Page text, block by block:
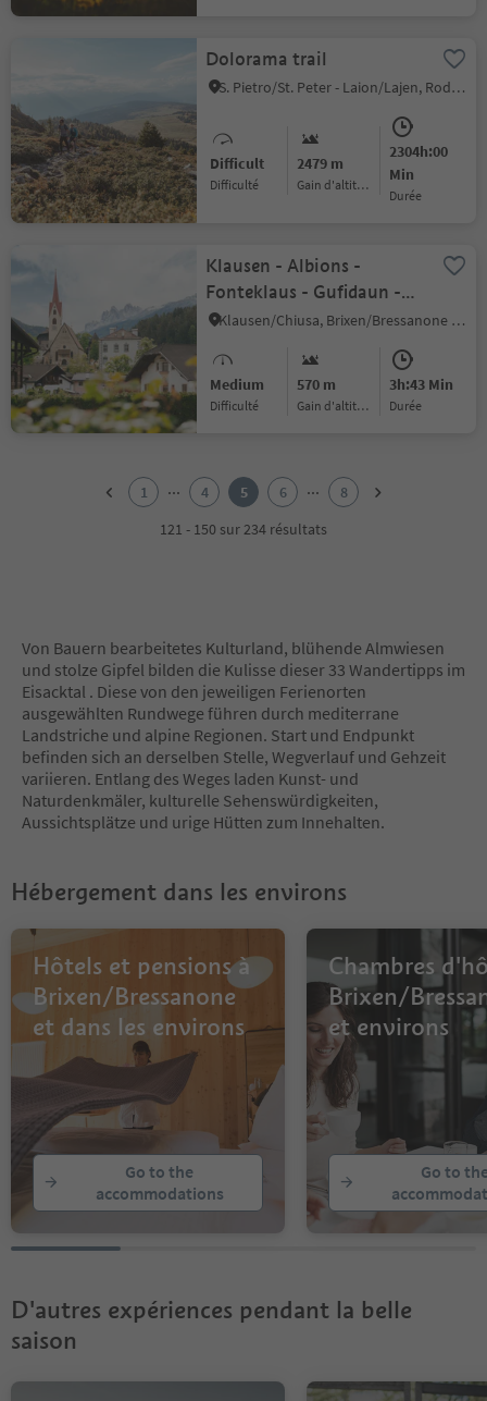
Dolorama trail
S. Pietro/St. Peter - Laion/Lajen, Rodeneck/Rodengo, Brixen/Bressanone and environs
Difficult
Difficulté
2479 m
Gain d'altitude
2304h:00
Min
durée
Klausen - Albions -
Fonteklaus - Gufidaun -
Klausen
Klausen/Chiusa, Brixen/Bressanone and environs
Medium
Difficulté
570 m
Gain d'altitude
3h:43 Min
durée
1 ... 4 5 6 ...
8
121 - 150 sur 234 résultats
Von Bauern bearbeitetes Kulturland, blühende Almwiesen
und stolze Gipfel bilden die Kulisse dieser 33 Wandertipps im
Eisacktal . Diese von den jeweiligen Ferienorten
ausgewählten Rundwege führen durch mediterrane
Landstriche und alpine Regionen. Start und Endpunkt
befinden sich an derselben Stelle, Wegverlauf und Gehzeit
variieren. Entlang des Weges laden Kunst- und
Naturdenkmäler, kulturelle Sehenswürdigkeiten,
Aussichtsplätze und urige Hütten zum Innehalten.
Hébergement dans les environs
Hôtels et pensions à
Brixen/Bressanone
et dans les environs
Go to the
accommodations
Chambres
Brixen/
et environs
Go to
D'autres expériences pendant la belle
saison